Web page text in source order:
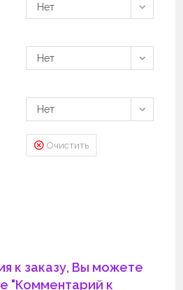
Нет
Нет
Нет
Очистить
к заказу, Вы можете
"Комментарий к